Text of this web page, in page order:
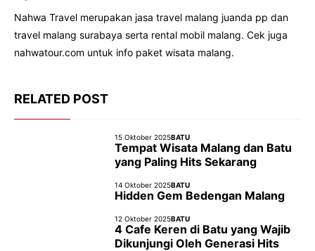
Nahwa Travel merupakan jasa travel malang juanda pp dan
travel malang surabaya serta rental mobil malang. Cek juga
nahwatour.com untuk info paket wisata malang.
RELATED POST
15 Oktober 2025BATU
Tempat Wisata Malang dan Batu
yang Paling Hits Sekarang
14 Oktober 2025BATU
Hidden Gem Bedengan Malang
12 Oktober 2025BATU
4 Cafe Keren di Batu yang Wajib
Dikunjungi Oleh Generasi Hits